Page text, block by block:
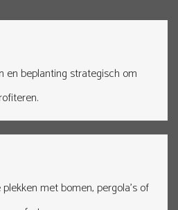
en beplanting strategisch om
met bomen, pergola’s of